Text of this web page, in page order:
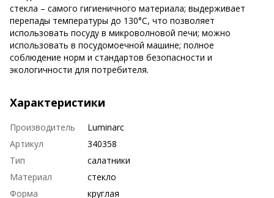
стекла – самого гигиеничного материала; выдерживает
перепады температуры до 130°С, что позволяет
использовать посуду в микроволновой печи; можно
использовать в посудомоечной машине; полное
соблюдение норм и стандартов безопасности и
экологичности для потребителя.
Характеристики
Производитель
Luminarc
Артикул
340358
Тип
салатники
Материал
стекло
Форма
круглая